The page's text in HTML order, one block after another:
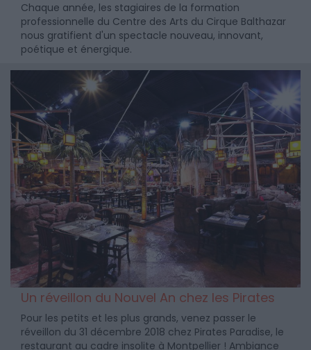
Chaque année, les stagiaires de la formation
professionnelle du Centre des Arts du Cirque Balthazar
nous gratifient d'un spectacle nouveau, innovant,
poétique et énergique.
Un réveillon du Nouvel An chez les Pirates
Pour les petits et les plus grands, venez passer le
réveillon du 31 décembre 2018 chez Pirates Paradise, le
restaurant au cadre insolite à Montpellier ! Ambiance